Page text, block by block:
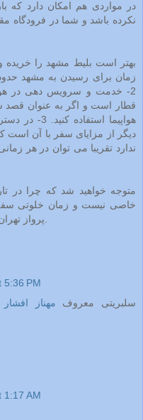
در مواردی هم امکان دارد که
نکرده باشد و شما در فرودگاه
بهتر است بلیط مشهد را خریده و
زمان برای رسیدن به مشهد
2- خدمت و سرویس دهی در
قطار است و اگر به عنوان قصد
هواپیما
دیگر از مزایای سفر با آن است
ندارد تقریبا می توان در هر
متوجه خواهید شد که چرا در
خاصی نیست و زمان خلوتی
5:36 PM
سلبریتی معروف مهناز افشار
1:17 AM